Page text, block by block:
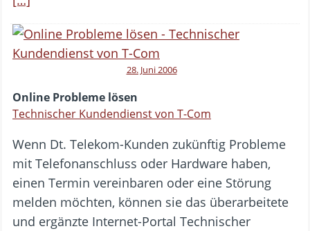
28. Juni 2006
Online Probleme lösen
Technischer Kundendienst von T-Com
Wenn Dt. Telekom-Kunden zukünftig Probleme
mit Telefonanschluss oder Hardware haben,
einen Termin vereinbaren oder eine Störung
melden möchten, können sie das überarbeitete
und ergänzte Internet-Portal Technischer